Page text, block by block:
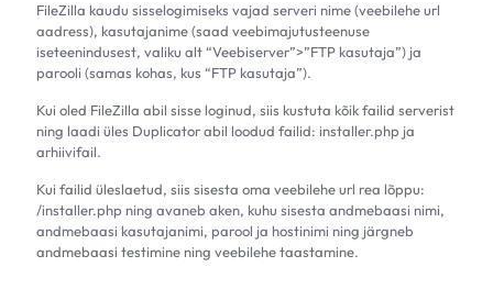
FileZilla kaudu sisselogimiseks vajad serveri nime (veebilehe url
aadress), kasutajanime (saad veebimajutusteenuse
iseteenindusest, valiku alt “Veebiserver”>”FTP kasutaja”) ja
parooli (samas kohas, kus “FTP kasutaja”).
Kui oled FileZilla abil sisse loginud, siis kustuta kõik failid serverist
ning laadi üles Duplicator abil loodud failid: installer.php ja
arhiivifail.
Kui failid üleslaetud, siis sisesta oma veebilehe url rea lõppu:
/installer.php ning avaneb aken, kuhu sisesta andmebaasi nimi,
andmebaasi kasutajanimi, parool ja hostinimi ning järgneb
andmebaasi testimine ning veebilehe taastamine.